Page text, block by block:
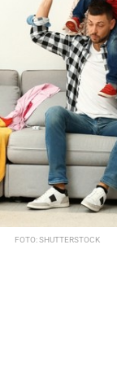
FOTO: SHUTTERSTOCK